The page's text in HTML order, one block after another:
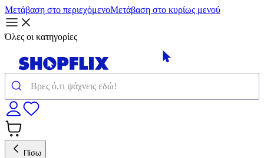
Μετάβαση στο περιεχόμενοΜετάβαση στο κυρίως μενού
Όλες οι κατηγορίες
Πίσω